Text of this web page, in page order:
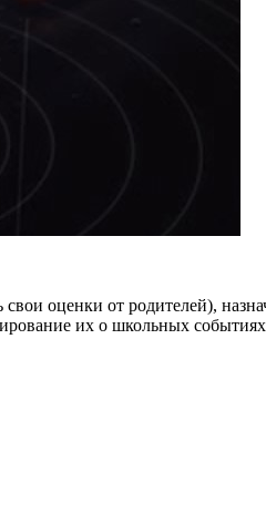
оценки от родителей),
их о школьных событиях